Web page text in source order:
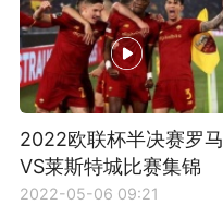
2022欧联杯半决赛罗马
VS莱斯特城比赛集锦
2022-05-06 09:21